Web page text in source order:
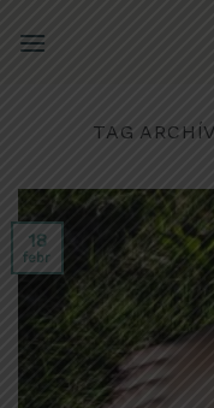
TAG
18
febr